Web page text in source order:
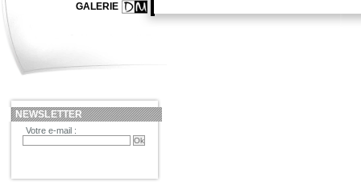
GALERIE
NEWSLETTER
Votre e-mail :